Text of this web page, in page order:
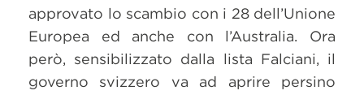
approvato lo scambio con i 28 dell’Unione
Europea ed anche con l’Australia. Ora
però, sensibilizzato dalla lista Falciani, il
governo svizzero va ad aprire persino